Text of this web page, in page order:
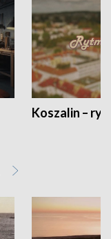
Koszalin –